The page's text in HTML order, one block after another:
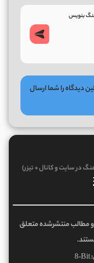
دیدگاه را شما ارسال
سایت و کانال + تیزر)
مطالب منتشرشده متعلق
8-Bit